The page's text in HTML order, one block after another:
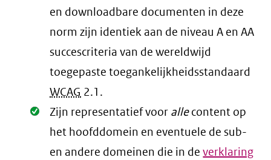
en downloadbare documenten in deze
norm zijn identiek aan de niveau A en AA
succescriteria van de wereldwijd
toegepaste toegankelijkheidsstandaard
WCAG 2.1 .
Oké.
Zijn representatief voor allecontent op
het hoofddomein en eventuele de sub-
en andere domeinen die in deverklaring